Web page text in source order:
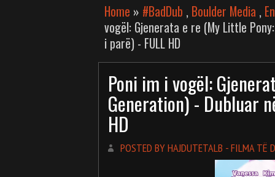
Home » #BadDub , Boulder Media ,
vogël: Gjenerata e re (My Little
i parë) - FULL HD
Poni im i vogël:
Generation) - Dubluar
HD
POSTED BY HAJDUTETALB - FILMA TË